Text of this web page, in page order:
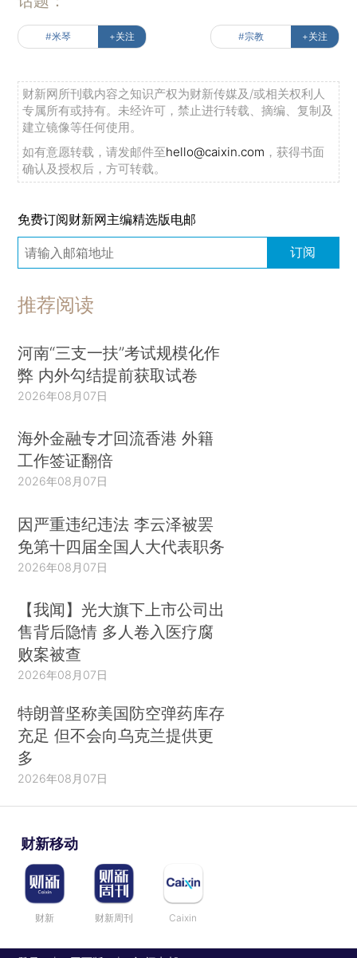
#米琴 +关注 #宗教 +关注
财新网所刊载内容之知识产权为财新传媒及/或相关权利人
专属所有或持有。未经许可，禁止进行转载、摘编、复制及
建立镜像等任何使用。
如有意愿转载，请发邮件至hello@caixin.com ，获得书面
确认及授权后，方可转载。
免费订阅财新网主编精选版电邮
订阅
推荐阅读
河南“三支一扶”考试规模化作
弊 内外勾结提前获取试卷
2026年08月07日
海外金融专才回流香港 外籍
工作签证翻倍
2026年08月07日
因严重违纪违法 李云泽被罢
免第十四届全国人大代表职务
2026年08月07日
【我闻】光大旗下上市公司出
售背后隐情 多人卷入医疗腐
败案被查
2026年08月07日
特朗普坚称美国防空弹药库存
充足 但不会向乌克兰提供更
多
2026年08月07日
财新移动
财新 财新周刊 Caixin